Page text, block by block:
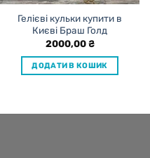
Гелієві кульки купити в
Києві Браш Голд
2000,00₴
ДОДАТИ В КОШИК